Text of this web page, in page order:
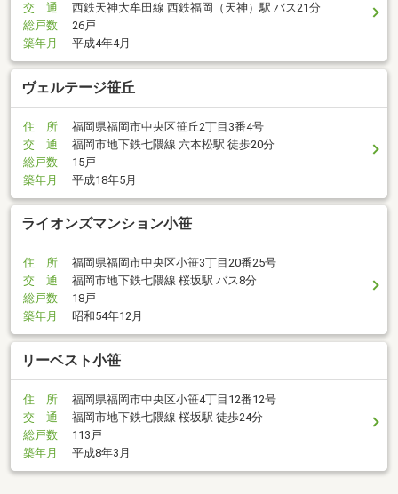
交 通
西鉄天神大牟田線 西鉄福岡（天神）駅 バス21分
総戸数
26戸
築年月
平成4年4月
ヴェルテージ笹丘
住 所
福岡県福岡市中央区笹丘2丁目3番4号
交 通
福岡市地下鉄七隈線 六本松駅 徒歩20分
総戸数
15戸
築年月
平成18年5月
ライオンズマンション小笹
住 所
福岡県福岡市中央区小笹3丁目20番25号
交 通
福岡市地下鉄七隈線 桜坂駅 バス8分
総戸数
18戸
築年月
昭和54年12月
リーベスト小笹
住 所
福岡県福岡市中央区小笹4丁目12番12号
交 通
福岡市地下鉄七隈線 桜坂駅 徒歩24分
総戸数
113戸
築年月
平成8年3月